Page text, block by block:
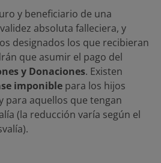
y beneficiario de una
absoluta falleciera, y
designados los que recibieran
que asumir el pago del
y Donaciones. Existen
imponible para los hijos
para aquellos que tengan
(la reducción varía según el